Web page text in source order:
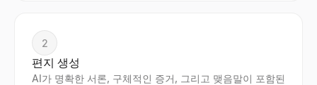
2
편지 생성
AI가 명확한 서론, 구체적인 증거, 그리고 맺음말이 포함된